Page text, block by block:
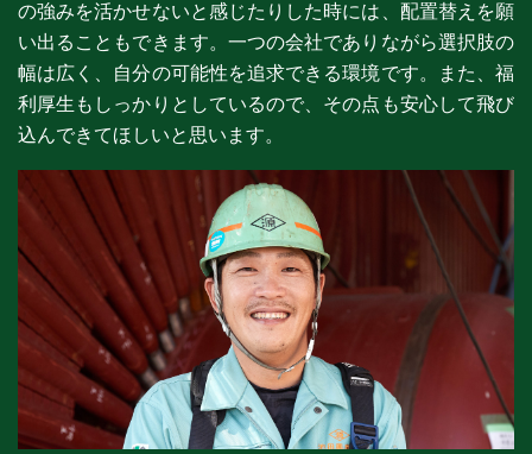
の強みを活かせないと感じたりした時には、配置替えを願
い出ることもできます。一つの会社でありながら選択肢の
幅は広く、自分の可能性を追求できる環境です。また、福
利厚生もしっかりとしているので、その点も安心して飛び
込んできてほしいと思います。